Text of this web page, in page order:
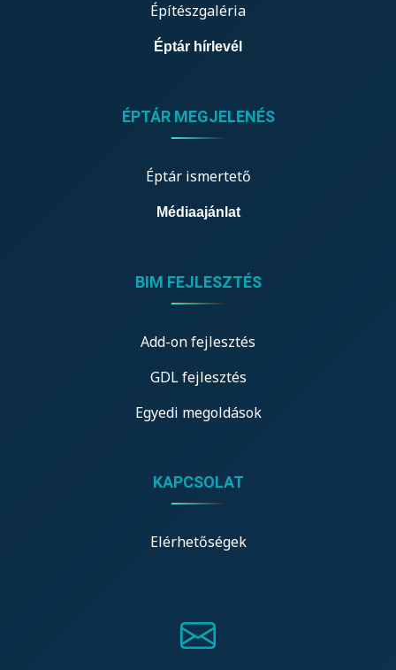
Építészgaléria
Éptár hírlevél
ÉPTÁR MEGJELENÉS
Éptár ismertető
Médiaajánlat
BIM FEJLESZTÉS
Add-on fejlesztés
GDL fejlesztés
Egyedi megoldások
KAPCSOLAT
Elérhetőségek